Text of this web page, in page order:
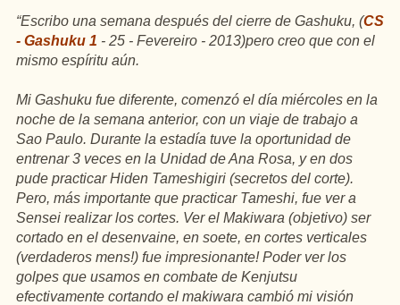
“Escribo una semana después del cierre de Gashuku, (CS
- Gashuku 1 - 25 - Fevereiro - 2013)pero creo que con el
mismo espíritu aún.
Mi Gashuku fue diferente, comenzó el día miércoles en la
noche de la semana anterior, con un viaje de trabajo a
Sao Paulo. Durante la estadía tuve la oportunidad de
entrenar 3 veces en la Unidad de Ana Rosa, y en dos
pude practicar Hiden Tameshigiri (secretos del corte).
Pero, más importante que practicar Tameshi, fue ver a
Sensei realizar los cortes. Ver el Makiwara (objetivo) ser
cortado en el desenvaine, en soete, en cortes verticales
(verdaderos mens!) fue impresionante! Poder ver los
golpes que usamos en combate de Kenjutsu
efectivamente cortando el makiwara cambió mi visión